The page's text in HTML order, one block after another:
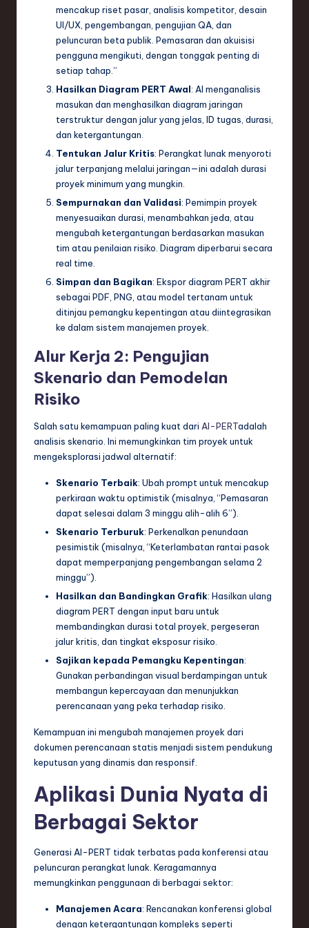
mencakup riset pasar, analisis kompetitor, desain
UI/UX, pengembangan, pengujian QA, dan
peluncuran beta publik. Pemasaran dan akuisisi
pengguna mengikuti, dengan tonggak penting di
setiap tahap.”
Hasilkan Diagram PERT Awal: AI menganalisis
masukan dan menghasilkan diagram jaringan
terstruktur dengan jalur yang jelas, ID tugas, durasi,
dan ketergantungan.
Tentukan Jalur Kritis: Perangkat lunak menyoroti
jalur terpanjang melalui jaringan—ini adalah durasi
proyek minimum yang mungkin.
Sempurnakan dan Validasi: Pemimpin proyek
menyesuaikan durasi, menambahkan jeda, atau
mengubah ketergantungan berdasarkan masukan
tim atau penilaian risiko. Diagram diperbarui secara
real time.
Simpan dan Bagikan: Ekspor diagram PERT akhir
sebagai PDF, PNG, atau model tertanam untuk
ditinjau pemangku kepentingan atau diintegrasikan
ke dalam sistem manajemen proyek.
Alur Kerja 2: Pengujian
Skenario dan Pemodelan
Risiko
Salah satu kemampuan paling kuat dari AI-PERTadalah
analisis skenario. Ini memungkinkan tim proyek untuk
mengeksplorasi jadwal alternatif:
Skenario Terbaik: Ubah prompt untuk mencakup
perkiraan waktu optimistik (misalnya, “Pemasaran
dapat selesai dalam 3 minggu alih-alih 6”).
Skenario Terburuk: Perkenalkan penundaan
pesimistik (misalnya, “Keterlambatan rantai pasok
dapat memperpanjang pengembangan selama 2
minggu”).
Hasilkan dan Bandingkan Grafik: Hasilkan ulang
diagram PERT dengan input baru untuk
membandingkan durasi total proyek, pergeseran
jalur kritis, dan tingkat eksposur risiko.
Sajikan kepada Pemangku Kepentingan:
Gunakan perbandingan visual berdampingan untuk
membangun kepercayaan dan menunjukkan
perencanaan yang peka terhadap risiko.
Kemampuan ini mengubah manajemen proyek dari
dokumen perencanaan statis menjadi sistem pendukung
keputusan yang dinamis dan responsif.
Aplikasi Dunia Nyata di
Berbagai Sektor
Generasi AI-PERT tidak terbatas pada konferensi atau
peluncuran perangkat lunak. Keragamannya
memungkinkan penggunaan di berbagai sektor:
Manajemen Acara: Rencanakan konferensi global
dengan ketergantungan kompleks seperti